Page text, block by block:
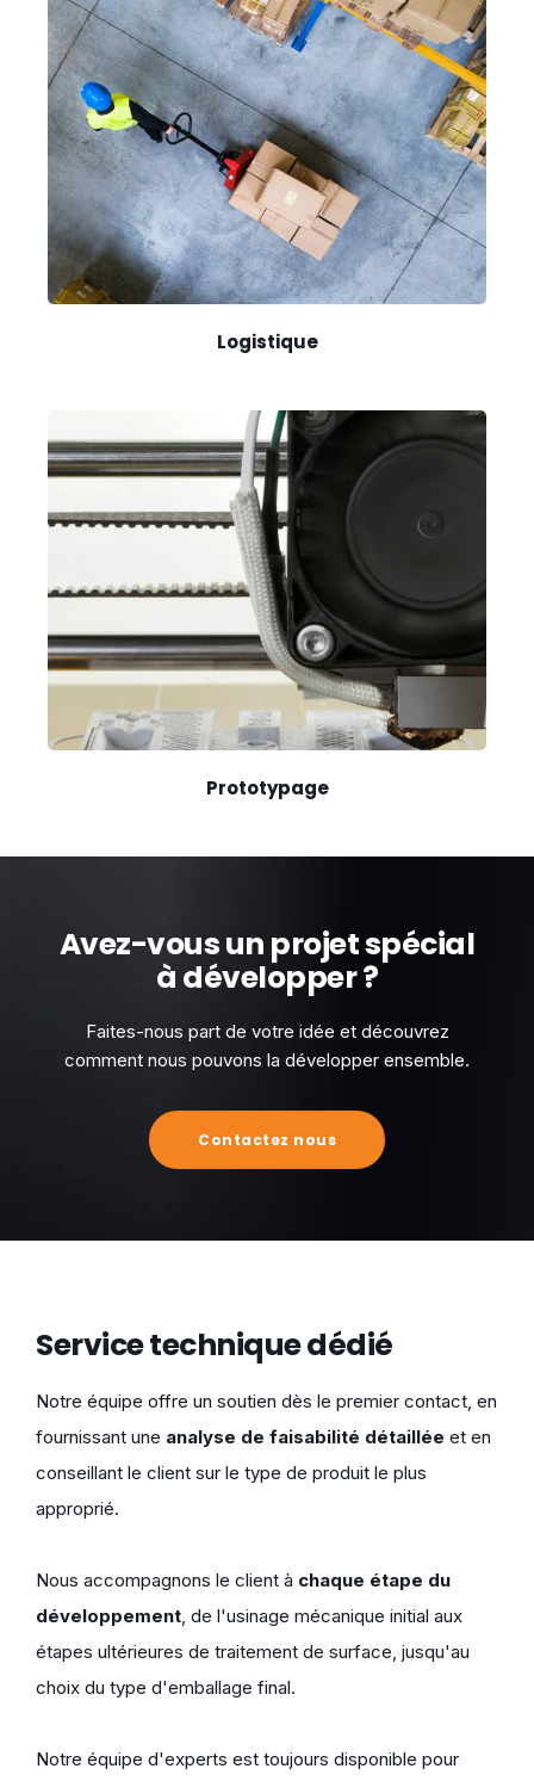
Logistique
Prototypage
Avez-vous un projet spécial
à développer ?
Faites-nous part de votre idée et découvrez
comment nous pouvons la développer ensemble.
Contactez nous
Service technique dédié
Notre équipe offre un soutien dès le premier contact, en
fournissant une analyse de faisabilité détaillée et en
conseillant le client sur le type de produit le plus
approprié.
Nous accompagnons le client à chaque étape du
développement , de l'usinage mécanique initial aux
étapes ultérieures de traitement de surface, jusqu'au
choix du type d'emballage final.
Notre équipe d'experts est toujours disponible pour